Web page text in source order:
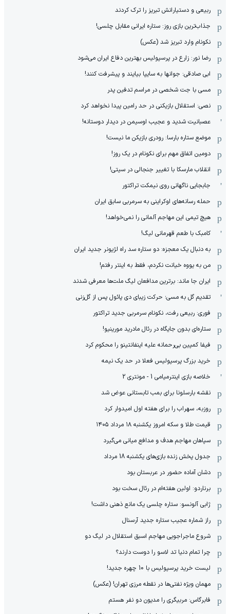
ربیعی و دستیارانش تبریز را ترک کردند
جذاب‌ترین بازی روز: ستاره ایرانی مقابل چلسی!
نکونام وارد تبریز شد (عکس)
رضا نور: زارع در پرسپولیس بهترین دفاع ایران می‌شود
ابی صادقی: جوانها به سایپا بیایند و پیشرفت کنند!
مسی با جت شخصی در مراسم تدفین پدر
نصی: استقلال بازیکنی در حد رامین پیدا نخواهد کرد
عصبانیت شدید و عجیب اوسیمن در دیدار دوستانه!
موضع ستاره بارسا: رودری بازیکن ما نیست!
دومین اتفاق مهم برای نکونام در یک روز!
انقلاب مارسکا با تغییر جنجالی در سیتی!
جابجایی ناگهانی روی نیمکت تراکتور
حمله رسانه‌های اوکراینی به سرمربی سابق ایران
هیچ‌ تیمی این مهاجم آلمانی را نمی‌خواهد!
کامبک با طعم قهرمانی لیگ!
به دنبال یک معجزه: دو ستاره سد راه لژیونر جدید ایران
من به یووه خیانت نکردم، فقط به اینتر رفتم!
ایران جا ماند: برترین مدافعان لیگ ملت‌ها معرفی شدند
تقدیم گل به مسی؛ حرکت زیبای دی پائول پس از گل‌زنی
فوری: ربیعی رفت، نکونام سرمربی جدید تراکتور
ستاره‌ای بدون جایگاه در رئال مادرید مورینیو!
فیفا کمپین بی‌رحمانه علیه اینفانتینو را محکوم کرد
خرید بزرگ پرسپولیس فعلا در حد یک نیمه
خلاصه بازی اینترمیامی 1 - مونتری 2
نقشه بارسلونا برای بمب تابستانی عوض شد
روزبه، سهراب را برای هفته اول امیدوار کرد
قیمت طلا و سکه امروز یکشنبه ۱۸ مرداد ۱۴۰۵
سپاهان مهاجم هدف و مدافع میانی می‌گیرد
جدول پخش زنده بازی‌های یکشنبه 18 مرداد
دشان آماده حضور در عربستان بود
برناردو: اولین هفته‌ام در رئال سخت بود
ژابی آلونسو: ستاره چلسی یک مانع ذهنی داشت!
راز شماره عجیب ستاره جدید آرسنال
شروع ماجراجویی مهاجم اسبق استقلال در لیگ دو
چرا تمام دنیا تد لاسو را دوست دارند؟
لیست خرید پرسپولیس با 10 چهره جدید!
مهمان‌ ویژه نفتی‌ها در نقطه مرزی تهران! (عکس)
فابرگاس: مربیگری را مدیون دو نفر هستم